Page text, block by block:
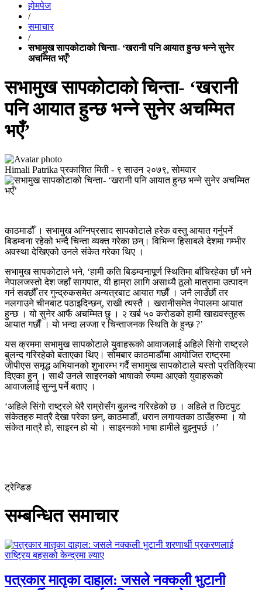
होमपेज
/
समाचार
/
सभामुख सापकोटाको चिन्ता- ‘खरानी पनि आयात हुन्छ भन्ने सुनेर
अचम्मित भएँ’
सभामुख सापकोटाको चिन्ता- ‘खरानी
पनि आयात हुन्छ भन्ने सुनेर अचम्मित
भएँ’
Himali Patrika प्रकाशित मिती - ९ साउन २०७९, सोमवार
काठमाडौँ । सभामुख अग्निप्रसाद सापकोटाले हरेक वस्तु आयात गर्नुपर्ने
बिडम्वना रहेको भन्दै चिन्ता व्यक्त गरेका छन्। विभिन्न हिसाबले देशमा गम्भीर
अवस्था देखिएको उनले संकेत गरेका थिए ।
सभामुख सापकोटाले भने, ‘हामी कति बिडम्वनापूर्ण स्थितिमा बाँचिरहेका छौं भने
नेपालजस्तो देश जहाँ सागपात, यी हाम्रा लागि असाध्यै ठूलो मात्रामा उत्पादन
गर्न सक्छौँ तर गुन्द्रुकसमेत अन्यत्रबाट आयात गर्छौं । जनै लाउँछौं तर
नलगाउने चीनबाट पठाइदिन्छन्, राखी त्यस्तै । खरानीसमेत नेपालमा आयात
हुन्छ । यो सुनेर आफैं अचम्मित छु । २ खर्ब ५० करोडको हामी खाद्यवस्तुहरू
आयात गर्छौं । यो भन्दा लज्जा र चिन्ताजनक स्थिति के हुन्छ ?’
यस क्रममा सभामुख सापकोटाले युवाहरूको आवाजलाई अहिले सिंगो राष्ट्रले
बुलन्द गरिरहेको बताएका थिए। सोमबार काठमाडौंमा आयोजित राष्ट्रमा
जीपीएस समृद्ध अभियानको शुभारम्भ गर्दै सभामुख सापकोटाले यस्तो प्रतिक्रिया
दिएका हुन् । साथै उनले साइरनको भाषाको रुपमा आएको युवाहरूको
आवाजलाई सुन्नु पर्ने बताए ।
‘अहिले सिंगो राष्ट्रले धेरै राम्रोसँग बुलन्द गरिरहेको छ । अहिले त छिटपुट
संकेतहरु मात्रै देखा परेका छन्, काठमाडौं, धरान लगायतका ठाउँहरुमा । यो
संकेत मात्रै हो, साइरन हो यो । साइरनको भाषा हामीले बुझ्नुपर्छ ।’
ट्रेन्डिङ
सम्बन्धित समाचार
पत्रकार मातृका दाहाल: जसले नक्कली भुटानी